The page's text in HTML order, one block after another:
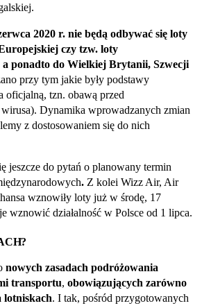
2020 r. nie będą odbywać się loty
czy tzw. loty
ponadto do Wielkiej Brytanii, Szwecji
przy tym jakie były podstawy
oficjalną, tzn. obawą przed
Dynamika wprowadzanych zmian
z dostosowaniem się do nich
jeszcze do pytań o planowany termin
. Z kolei Wizz Air, Air
wznowiły loty już w środę, 17
wznowić działalność w Polsce od 1 lipca.
nowych zasadach podróżowania
transportu, obowiązujących zarówno
lotniskach. I tak, pośród przygotowanych